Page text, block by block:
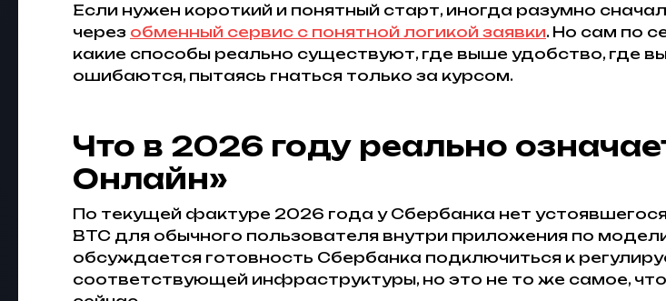
Если нужен короткий и понятный старт, иногда разумно
через обменный сервис с понятной логикой заявки. Но сам по
какие способы реально существуют, где выше удобство, где
ошибаются, пытаясь гнаться только за курсом.
Что в 2026 году реально
Онлайн»
По текущей фактуре 2026 года у Сбербанка нет
BTC для обычного пользователя внутри приложения по
обсуждается готовность Сбербанка подключиться к
соответствующей инфраструктуры, но это не то же самое,